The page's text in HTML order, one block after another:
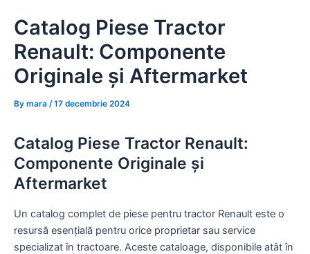
content
Catalog Piese Tractor
Renault: Componente
Originale și Aftermarket
By mara /17 decembrie 2024
Catalog Piese Tractor Renault:
Componente Originale și
Aftermarket
Un catalog complet de piese pentru tractor Renault este o
resursă esențială pentru orice proprietar sau service
specializat în tractoare. Aceste cataloage, disponibile atât în